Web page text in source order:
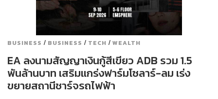
BUSINESS / BUSINESS / TECH / WEALTH
EA ลงนามสัญญาเงินกู้สีเขียว ADB รวม 1.5
พันล้านบาท เสริมแกร่งฟาร์มโซลาร์-ลม เร่ง
ขยายสถานีชาร์จรถไฟฟ้า